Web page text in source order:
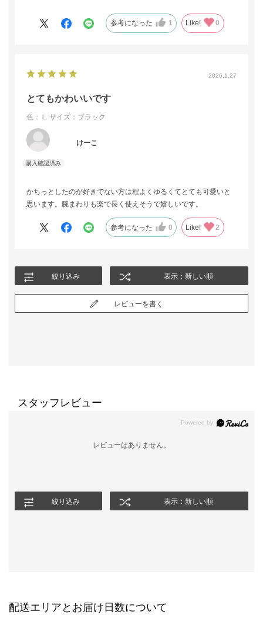
ので大切に使っていきたいと思います。
参考になった 1 Like! 0
2026.1.27
とてもかわいいです
色：Ｌ サイズ：ブラック
けーこ
かちっとしたのが好きでない方は程よくゆるくてとても可愛いと
思います。腕まわりも楽で長く使えそうで嬉しいです。
参考になった 0 Like! 2
絞り込み 表示：新しい順
レビューを書く
スタッフレビュー
レビューはありません。
絞り込み 表示：新しい順
配送エリアとお届け日数について